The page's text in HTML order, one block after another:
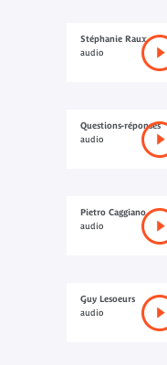
Stéphanie Raux
audio
Questions-réponses
audio
Pietro Caggiano
audio
Guy Lesoeurs
audio